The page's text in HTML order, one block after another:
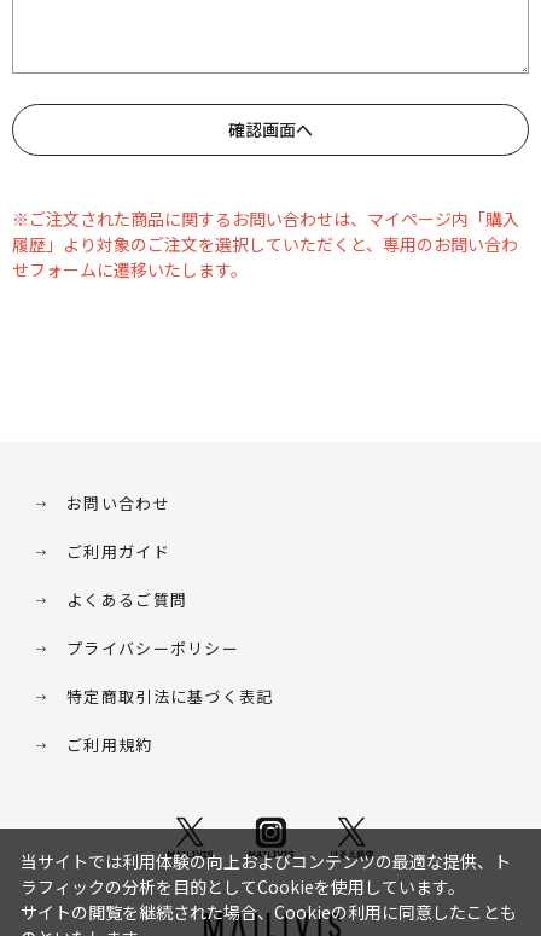
※ご注文された商品に関するお問い合わせは、マイページ内「購入
履歴」より対象のご注文を選択していただくと、専用のお問い合わ
せフォームに遷移いたします。
お問い合わせ
ご利用ガイド
よくあるご質問
プライバシーポリシー
特定商取引法に基づく表記
ご利用規約
当サイトでは利用体験の向上およびコンテンツの最適な提供、ト
ラフィックの分析を目的としてCookieを使用しています。
サイトの閲覧を継続された場合、Cookieの利用に同意したことも